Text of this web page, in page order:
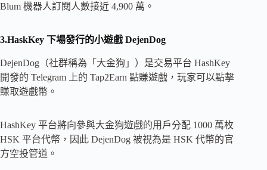
Blum 機器人訂閱人數接近 4,900 萬。
3.HaskKey 下場發行的小遊戲 DejenDog
DejenDog（社群稱為「大金狗」）是交易平台 HashKey
開發的 Telegram 上的 Tap2Earn 點賺遊戲，玩家可以點擊
賺取遊戲幣。
HashKey 平台將向參與大金狗遊戲的用戶分配 1000 萬枚
HSK 平台代幣，因此 DejenDog 被視為是 HSK 代幣的官
方空投管道。